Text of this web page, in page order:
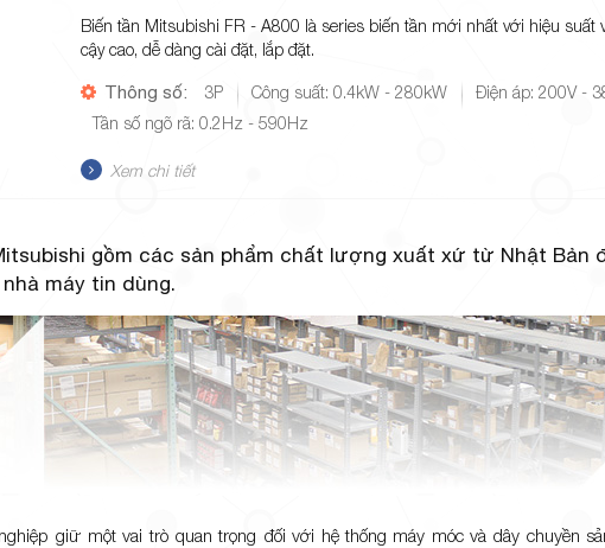
Biến tần Mitsubishi FR - A800 là series biến tần mới nhất với hiệu
cậy cao, dễ dàng cài đặt, lắp đặt.
Thông số: 3P Công suất: 0.4kW - 280kW
Điện áp: 200V -
Tần số ngõ rã: 0.2Hz - 590Hz
Xem chi tiết
gồm các sản phẩm chất lượng xuất xứ từ Nhật
máy tin dùng.
giữ một vai trò quan trọng đối với hệ thống máy móc và dây chuyền